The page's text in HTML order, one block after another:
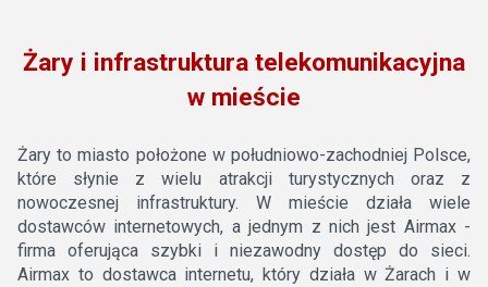
Żary i infrastruktura telekomunikacyjna
w mieście
Żary to miasto położone w południowo-zachodniej Polsce,
które słynie z wielu atrakcji turystycznych oraz z
nowoczesnej infrastruktury. W mieście działa wiele
dostawców internetowych, a jednym z nich jest Airmax -
firma oferująca szybki i niezawodny dostęp do sieci.
Airmax to dostawca internetu, który działa w Żarach i w